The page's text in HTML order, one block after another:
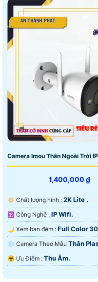
Camera Imou Thân Ngoài Trời
1,400,000 ₫
🔅 Chất lượng hình : 2K Lite .
🕉️ Công Nghệ : IP Wifi.
🌙 Xem ban đêm : Full Color
❄ Camera Theo Mẫu Thân
️☣️ Ưu Điểm : Thu Âm.